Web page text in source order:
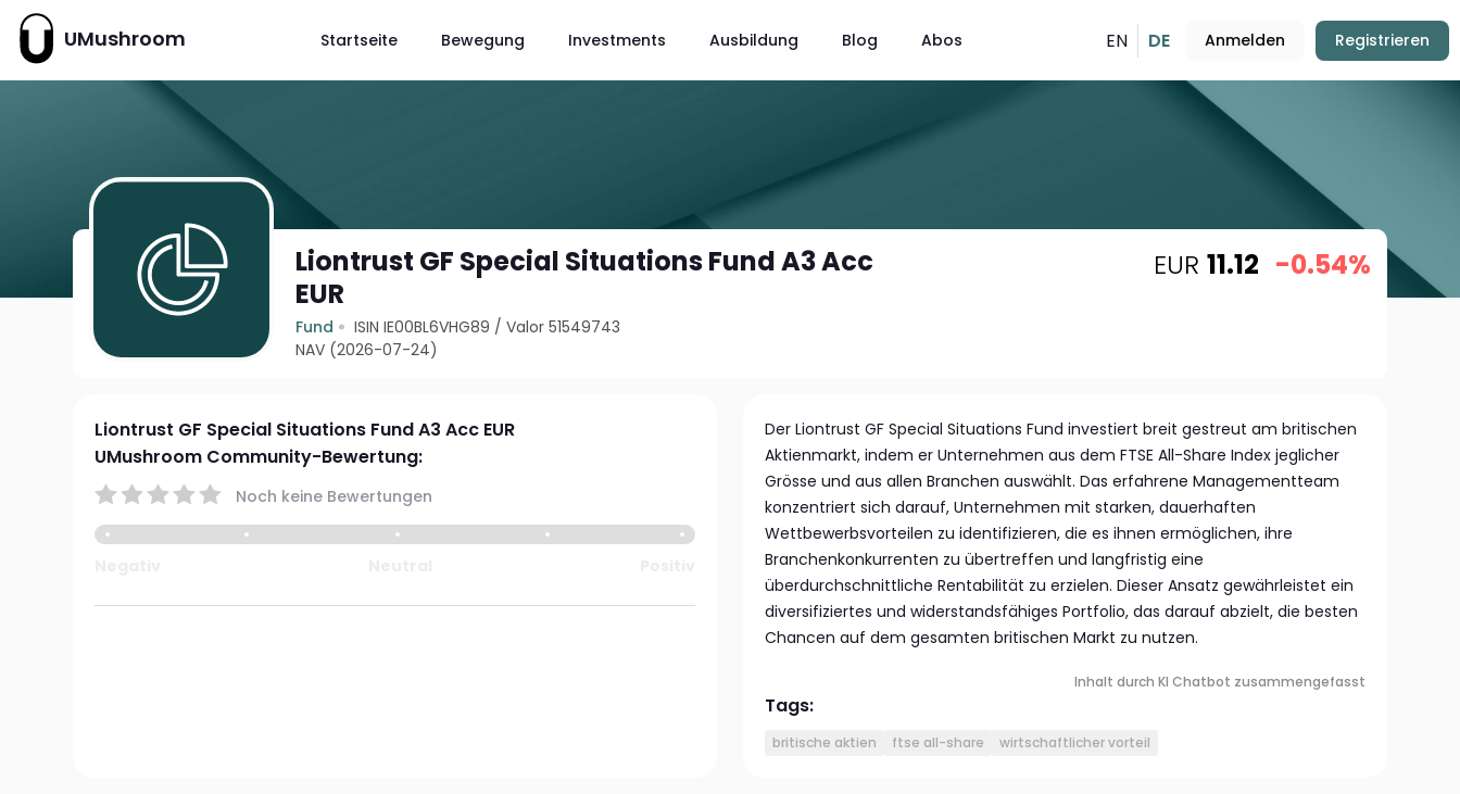
UMushroom Startseite Bewegung Investments Ausbildung Blog Abos EN DE Anmelden Registrieren
Liontrust GF Special Situations Fund A3 Acc
EUR
Fund ISIN IE00BL6VHG89 /Valor 51549743
NAV (2026-07-24)
EUR 11.12 -0.54%
Liontrust GF Special Situations Fund A3 Acc EUR
UMushroom Community-Bewertung:
Noch keine Bewertungen
Der Liontrust GF Special Situations Fund investiert breit gestreut am britischen
Aktienmarkt, indem er Unternehmen aus dem FTSE All-Share Index jeglicher
Grösse und aus allen Branchen auswählt. Das erfahrene Managementteam
konzentriert sich darauf, Unternehmen mit starken, dauerhaften
Wettbewerbsvorteilen zu identifizieren, die es ihnen ermöglichen, ihre
Branchenkonkurrenten zu übertreffen und langfristig eine
überdurchschnittliche Rentabilität zu erzielen. Dieser Ansatz gewährleistet ein
diversifiziertes und widerstandsfähiges Portfolio, das darauf abzielt, die besten
Chancen auf dem gesamten britischen Markt zu nutzen.
Inhalt durch KI Chatbot zusammengefasst
Tags:
britische aktien ftse all-share wirtschaftlicher vorteil